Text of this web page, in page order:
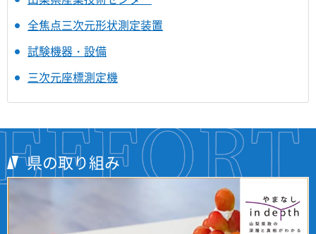
全焦点三次元形状測定装置
試験機器・設備
三次元座標測定機
県の取り組み